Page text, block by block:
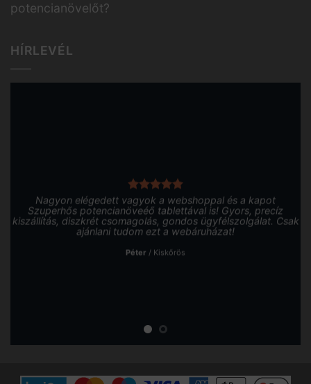
potencianövelőt?
HÍRLEVÉL
Nagyon elégedett vagyok a webshoppal és a kapot
Szuperhős potencianöveéő tablettával is! Gyors, precíz
kiszállítás, diszkrét csomagolás, gondos ügyfélszolgálat. Csak
ajánlani tudom ezt a webáruházat!
Péter / Kiskőrös